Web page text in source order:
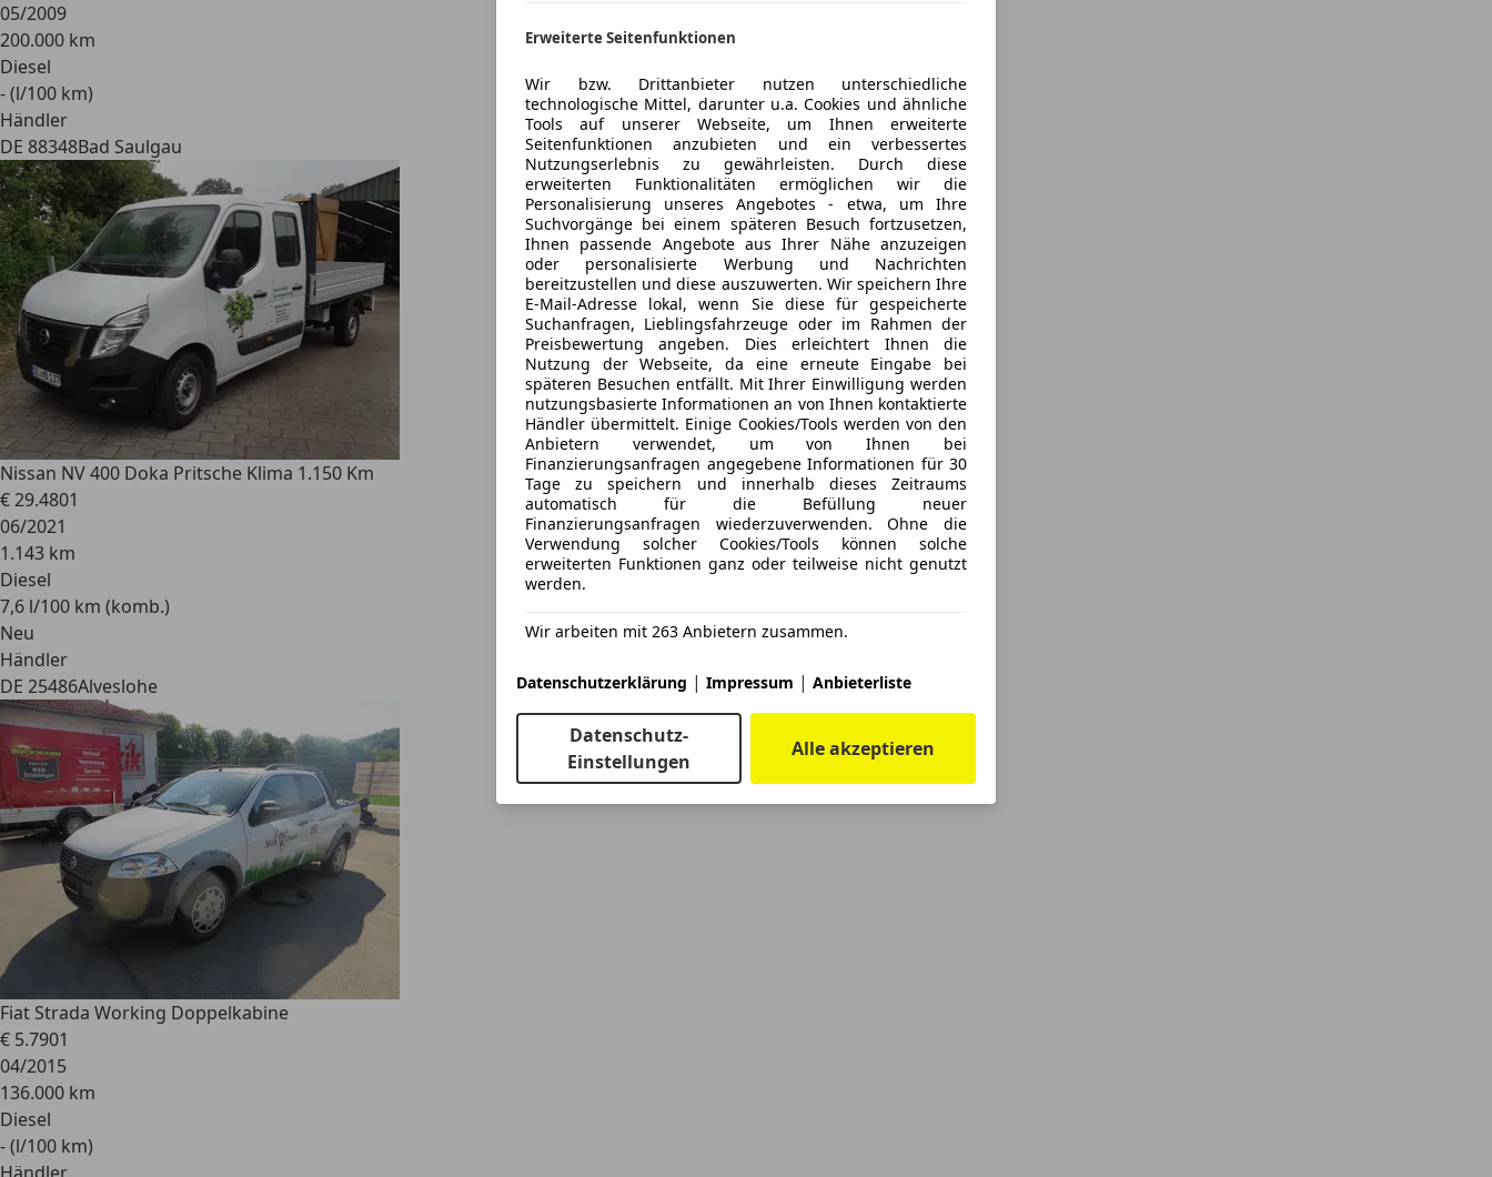
05/2009
200.000 km
Diesel
- (l/100 km)
Händler
DE 88348Bad Saulgau
Nissan NV 400 Doka Pritsche Klima 1.150 Km
€ 29.4801
06/2021
1.143 km
Diesel
7,6 l/100 km (komb.)
Neu
Händler
DE 25486Alveslohe
Fiat Strada Working Doppelkabine
€ 5.7901
04/2015
136.000 km
Diesel
- (l/100 km)
Erweiterte Seitenfunktionen
Wir bzw. Drittanbieter nutzen unterschiedliche
technologische Mittel, darunter u.a. Cookies und ähnliche
Tools auf unserer Webseite, um Ihnen erweiterte
Seitenfunktionen anzubieten und ein verbessertes
Nutzungserlebnis zu gewährleisten. Durch diese
erweiterten Funktionalitäten ermöglichen wir die
Personalisierung unseres Angebotes - etwa, um Ihre
Suchvorgänge bei einem späteren Besuch fortzusetzen,
Ihnen passende Angebote aus Ihrer Nähe anzuzeigen
oder personalisierte Werbung und Nachrichten
bereitzustellen und diese auszuwerten. Wir speichern Ihre
E-Mail-Adresse lokal, wenn Sie diese für gespeicherte
Suchanfragen, Lieblingsfahrzeuge oder im Rahmen der
Preisbewertung angeben. Dies erleichtert Ihnen die
Nutzung der Webseite, da eine erneute Eingabe bei
späteren Besuchen entfällt. Mit Ihrer Einwilligung werden
nutzungsbasierte Informationen an von Ihnen kontaktierte
Händler übermittelt. Einige Cookies/Tools werden von den
Anbietern verwendet, um von Ihnen bei
Finanzierungsanfragen angegebene Informationen für 30
Tage zu speichern und innerhalb dieses Zeitraums
automatisch für die Befüllung neuer
Finanzierungsanfragen wiederzuverwenden. Ohne die
Verwendung solcher Cookies/Tools können solche
erweiterten Funktionen ganz oder teilweise nicht genutzt
werden.
Wir arbeiten mit 263 Anbietern zusammen.
Datenschutzerklärung | Impressum | Anbieterliste
Datenschutz-
Einstellungen
Alle akzeptieren